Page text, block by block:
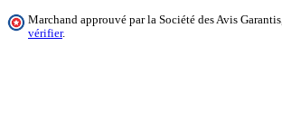
Marchand approuvé par la Société des Avis Garantis,
vérifier.